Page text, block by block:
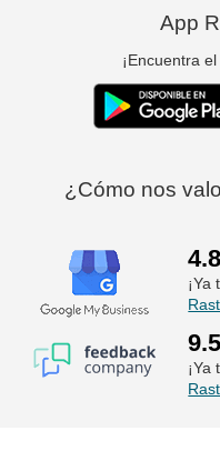
App
¡Encuentra
¿Cómo nos